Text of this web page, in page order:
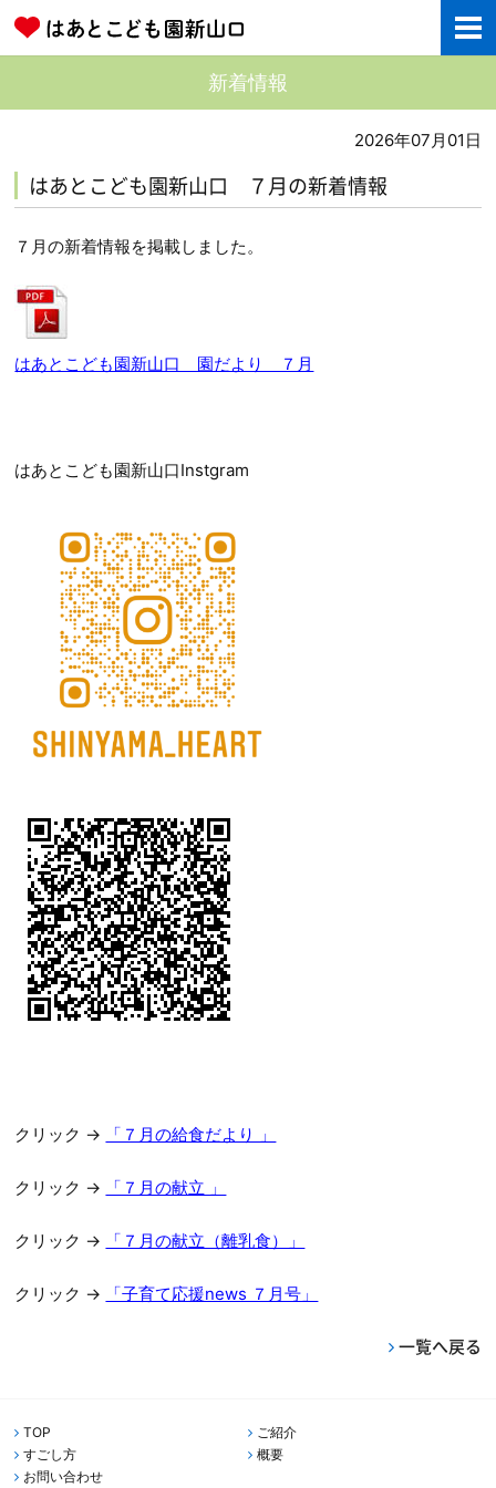
新着情報
2026年07月01日
はあとこども園新山口 ７月の新着情報
７月の新着情報を掲載しました。
はあとこども園新山口 園だより ７月
はあとこども園新山口Instgram
クリック → 「７月の給食だより 」
クリック → 「７月の献立 」
クリック → 「７月の献立（離乳食）」
クリック → 「子育て応援news ７月号」
一覧へ戻る
TOP
ご紹介
すごし方
概要
お問い合わせ